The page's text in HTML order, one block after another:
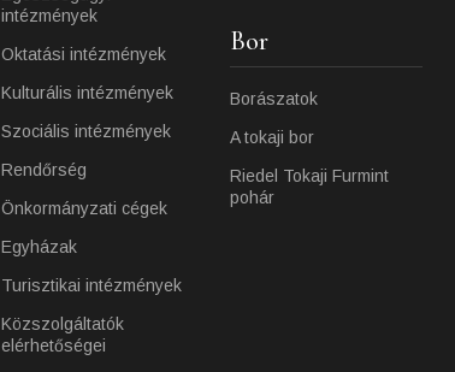
intézmények
Oktatási intézmények
Kulturális intézmények
Szociális intézmények
Rendőrség
Önkormányzati cégek
Egyházak
Turisztikai intézmények
Közszolgáltatók
elérhetőségei
Bor
Borászatok
A tokaji bor
Riedel Tokaji Furmint
pohár